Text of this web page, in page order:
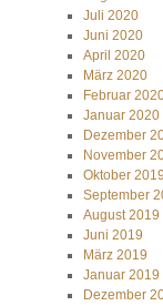
Juli 2020
Juni 2020
April 2020
März 2020
Februar
Januar 2020
Dezember
November
Oktober 2019
September
August 2019
Juni 2019
März 2019
Januar 2019
Dezember